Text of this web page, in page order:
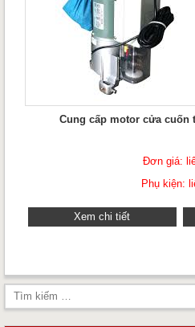
Cung cấp motor cửa cuốn
Đơn giá:
Phụ kiện:
Xem chi tiết